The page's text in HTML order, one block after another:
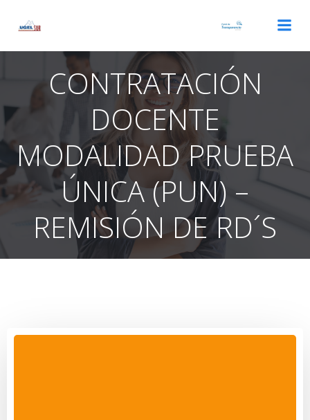
CONTRATACIÓN
DOCENTE
MODALIDAD PRUEBA
ÚNICA (PUN) –
REMISIÓN DE RD´S